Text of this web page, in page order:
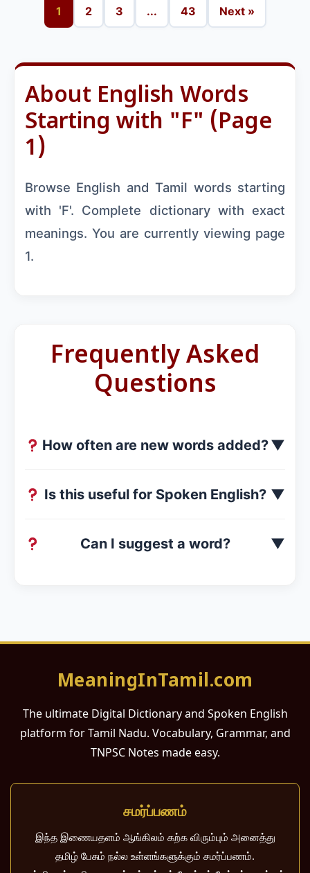
1 2 3 ... 43 Next »
About English Words
Starting with "F" (Page
1)
Browse English and Tamil words starting
with 'F'. Complete dictionary with exact
meanings. You are currently viewing page
1.
Frequently Asked
Questions
How often are new words added?▼
Is this useful for Spoken English? ▼
Can I suggest a word? ▼
MeaningInTamil.com
The ultimate Digital Dictionary and Spoken English
platform for Tamil Nadu. Vocabulary, Grammar, and
TNPSC Notes made easy.
சமர்ப்பணம்
இந்த இணையதளம் ஆங்கிலம் கற்க விரும்பும் அனைத்து
தமிழ் பேசும் நல்ல உள்ளங்களுக்கும் சமர்ப்பணம்.